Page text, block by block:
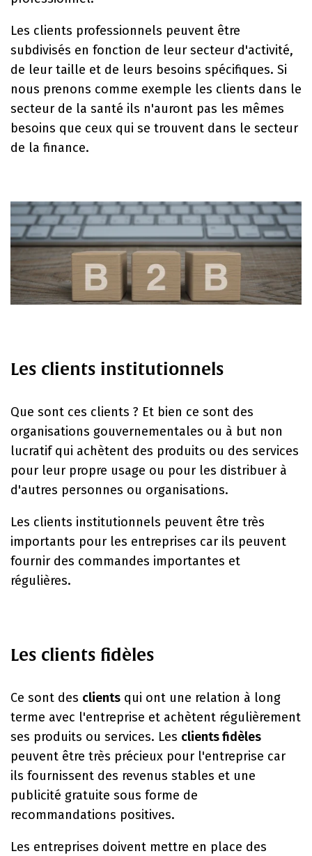
Les clients professionnels peuvent être
subdivisés en fonction de leur secteur d'activité,
de leur taille et de leurs besoins spécifiques. Si
nous prenons comme exemple les clients dans le
secteur de la santé ils n'auront pas les mêmes
besoins que ceux qui se trouvent dans le secteur
de la finance.
Les clients institutionnels
Que sont ces clients ? Et bien ce sont des
organisations gouvernementales ou à but non
lucratif qui achètent des produits ou des services
pour leur propre usage ou pour les distribuer à
d'autres personnes ou organisations.
Les clients institutionnels peuvent être très
importants pour les entreprises car ils peuvent
fournir des commandes importantes et
régulières.
Les clients fidèles
Ce sont des clients qui ont une relation à long
terme avec l'entreprise et achètent régulièrement
ses produits ou services. Les clients fidèles
peuvent être très précieux pour l'entreprise car
ils fournissent des revenus stables et une
publicité gratuite sous forme de
recommandations positives.
Les entreprises doivent mettre en place des